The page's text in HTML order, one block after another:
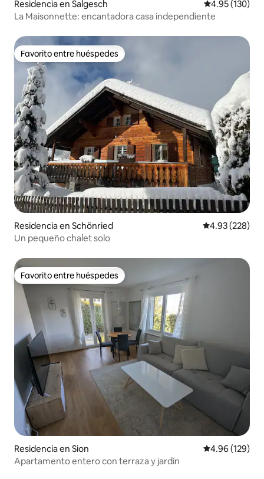
Residencia en Salgesch Calificación
4.95 (130)
La Maisonnette: encantadora casa independiente
Favorito entre huéspedes
Favorito entre huéspedes
Residencia en Schönried Calificación
4.93 (228)
Un pequeño chalet solo
Favorito entre huéspedes
Favorito entre huéspedes
Residencia en Sion Calificación
4.96 (129)
Apartamento entero con terraza y jardín